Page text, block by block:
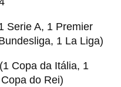
Serie A, 1 Premier
1 La Liga)
Copa da Itália, 1
do Rei)